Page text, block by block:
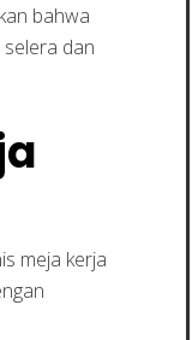
bahwa
dan
meja kerja